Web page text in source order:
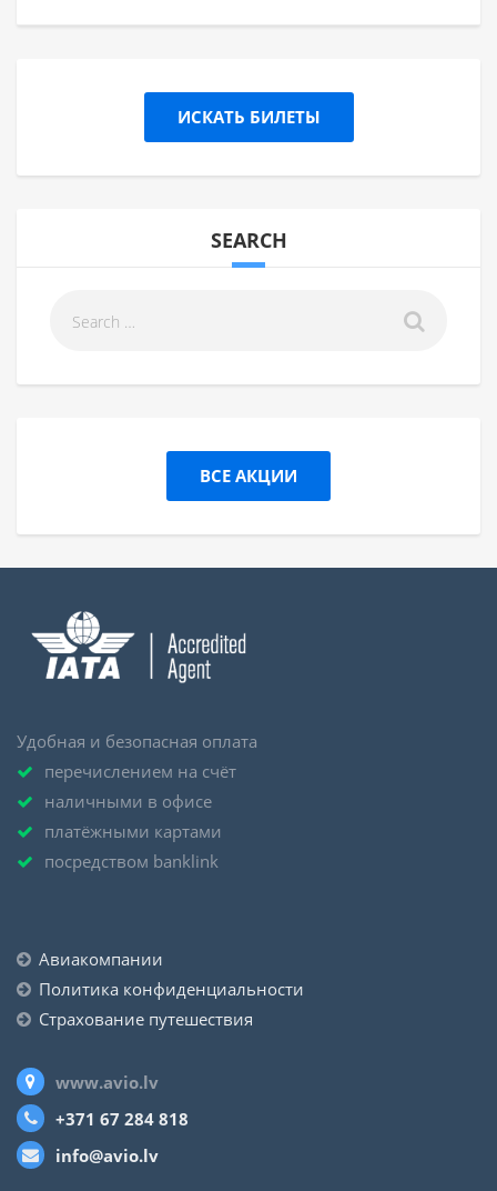
ИСКАТЬ БИЛЕТЫ
SEARCH
ВСЕ АКЦИИ
Удобная и безопасная оплата
перечислением на счёт
наличными в офисе
платёжными картами
посредством banklink
Авиакомпании
Политика конфиденциальности
Страхование путешествия
www.avio.lv
+371 67 284 818
info@avio.lv